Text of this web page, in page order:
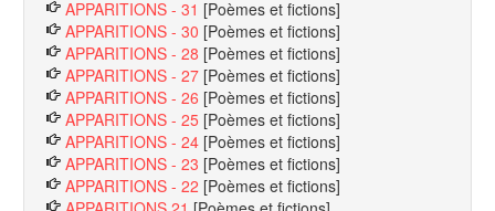
APPARITIONS - 31 [Poèmes et fictions]
APPARITIONS - 30 [Poèmes et fictions]
APPARITIONS - 28 [Poèmes et fictions]
APPARITIONS - 27 [Poèmes et fictions]
APPARITIONS - 26 [Poèmes et fictions]
APPARITIONS - 25 [Poèmes et fictions]
APPARITIONS - 24 [Poèmes et fictions]
APPARITIONS - 23 [Poèmes et fictions]
APPARITIONS - 22 [Poèmes et fictions]